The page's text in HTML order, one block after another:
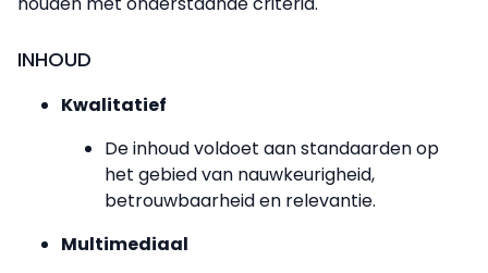
INHOUD
Kwalitatief
De inhoud voldoet aan standaarden op
het gebied van nauwkeurigheid,
betrouwbaarheid en relevantie.
Multimediaal